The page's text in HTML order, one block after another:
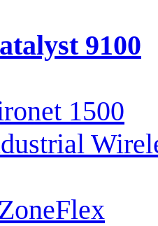
9100
1500